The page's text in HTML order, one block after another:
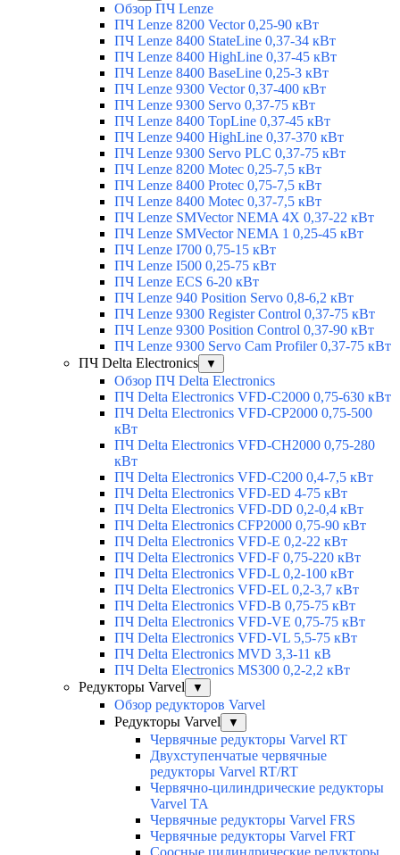
Обзор ПЧ Lenze
ПЧ Lenze 8200 Vector 0,25-90 кВт
ПЧ Lenze 8400 StateLine 0,37-34 кВт
ПЧ Lenze 8400 HighLine 0,37-45 кВт
ПЧ Lenze 8400 BaseLine 0,25-3 кВт
ПЧ Lenze 9300 Vector 0,37-400 кВт
ПЧ Lenze 9300 Servo 0,37-75 кВт
ПЧ Lenze 8400 TopLine 0,37-45 кВт
ПЧ Lenze 9400 HighLine 0,37-370 кВт
ПЧ Lenze 9300 Servo PLC 0,37-75 кВт
ПЧ Lenze 8200 Motec 0,25-7,5 кВт
ПЧ Lenze 8400 Protec 0,75-7,5 кВт
ПЧ Lenze 8400 Motec 0,37-7,5 кВт
ПЧ Lenze SMVector NEMA 4X 0,37-22 кВт
ПЧ Lenze SMVector NEMA 1 0,25-45 кВт
ПЧ Lenze I700 0,75-15 кВт
ПЧ Lenze I500 0,25-75 кВт
ПЧ Lenze ECS 6-20 кВт
ПЧ Lenze 940 Position Servo 0,8-6,2 кВт
ПЧ Lenze 9300 Register Control 0,37-75 кВт
ПЧ Lenze 9300 Position Control 0,37-90 кВт
ПЧ Lenze 9300 Servo Cam Profiler 0,37-75 кВт
ПЧ Delta Electronics
▼
Обзор ПЧ Delta Electronics
ПЧ Delta Electronics VFD-C2000 0,75-630 кВт
ПЧ Delta Electronics VFD-CP2000 0,75-500
кВт
ПЧ Delta Electronics VFD-CH2000 0,75-280
кВт
ПЧ Delta Electronics VFD-C200 0,4-7,5 кВт
ПЧ Delta Electronics VFD-ED 4-75 кВт
ПЧ Delta Electronics VFD-DD 0,2-0,4 кВт
ПЧ Delta Electronics CFP2000 0,75-90 кВт
ПЧ Delta Electronics VFD-E 0,2-22 кВт
ПЧ Delta Electronics VFD-F 0,75-220 кВт
ПЧ Delta Electronics VFD-L 0,2-100 кВт
ПЧ Delta Electronics VFD-EL 0,2-3,7 кВт
ПЧ Delta Electronics VFD-B 0,75-75 кВт
ПЧ Delta Electronics VFD-VE 0,75-75 кВт
ПЧ Delta Electronics VFD-VL 5,5-75 кВт
ПЧ Delta Electronics MVD 3,3-11 кВ
ПЧ Delta Electronics MS300 0,2-2,2 кВт
Редукторы Varvel
▼
Обзор редукторов Varvel
Редукторы Varvel
▼
Червячные редукторы Varvel RT
Двухступенчатые червячные
редукторы Varvel RT/RT
Червячно-цилиндрические редукторы
Varvel TA
Червячные редукторы Varvel FRS
Червячные редукторы Varvel FRT